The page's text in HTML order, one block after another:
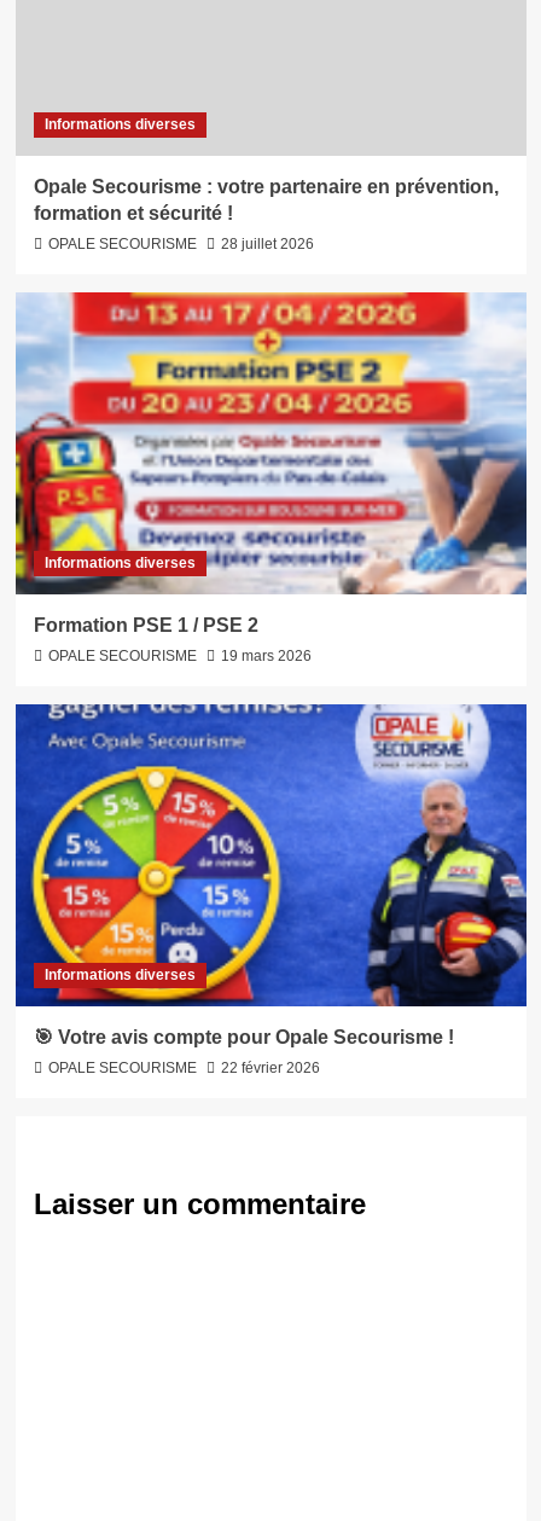
Informations diverses
Opale Secourisme : votre partenaire en prévention,
formation et sécurité !
OPALE SECOURISME 28 juillet 2026
Informations diverses
Formation PSE 1 / PSE 2
OPALE SECOURISME 19 mars 2026
Informations diverses
🎯 Votre avis compte pour Opale Secourisme !
OPALE SECOURISME 22 février 2026
Laisser un commentaire